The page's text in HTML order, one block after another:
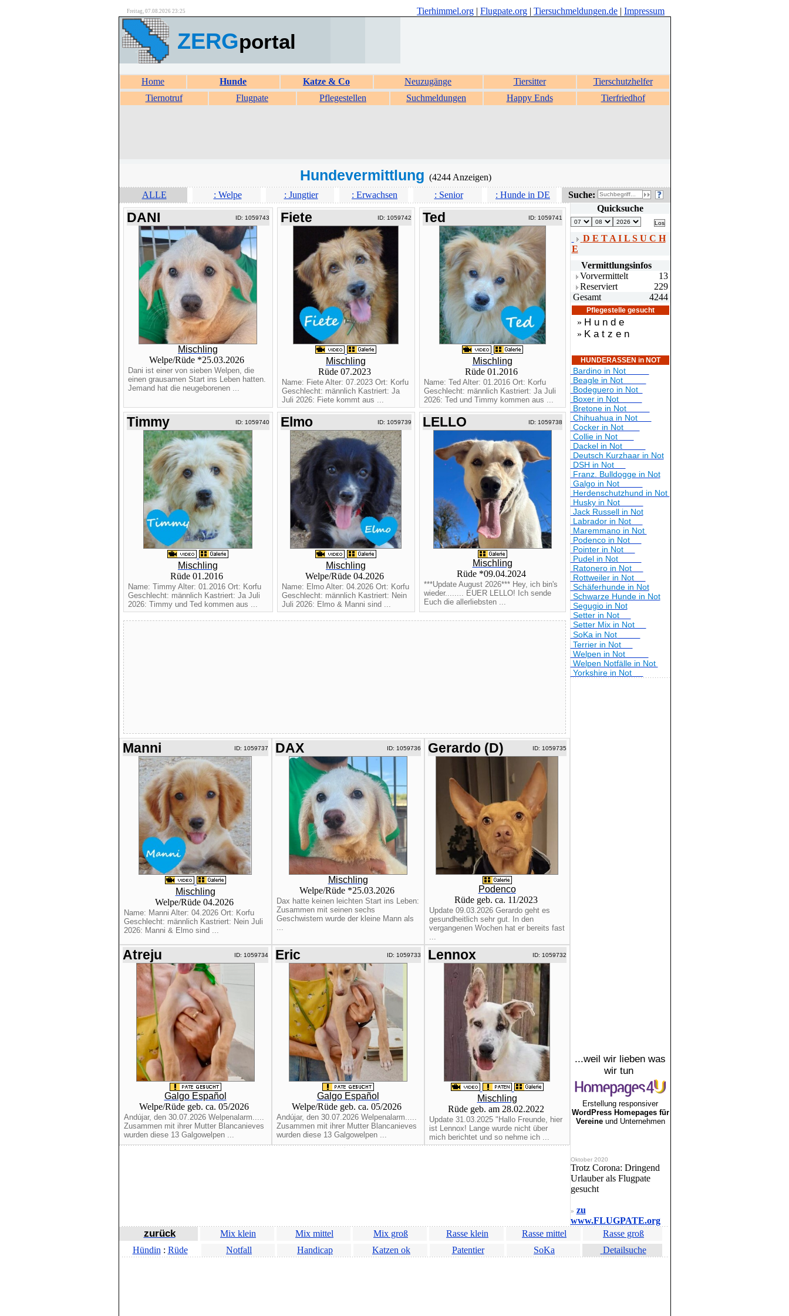
Freitag, 07.08.2026 23:25 Tierhimmel.org | Flugpate.org | Tiersuchmeldungen.de | Impressum
ZERGportal
Home Hunde Katze & Co Neuzugänge Tiersitter
Tierschutzhelfer
Tiernotruf
Flugpate Pflegestellen Suchmeldungen Happy Ends Tierfriedhof
Hundevermittlung (4244 Anzeigen)
ALLE
: Welpe : Jungtier : Erwachsen : Senior : Hunde in DE Suche:
DANI ID: 1059743
Mischling
Welpe/Rüde *25.03.2026
Dani ist einer von sieben Welpen, die
einen grausamen Start ins Leben hatten.
Jemand hat die neugeborenen ...
Fiete ID: 1059742
Mischling
Rüde 07.2023
Name: Fiete Alter: 07.2023 Ort: Korfu
Geschlecht: männlich Kastriert: Ja
Juli 2026: Fiete kommt aus ...
Ted ID: 1059741
Mischling
Rüde 01.2016
Name: Ted Alter: 01.2016 Ort: Korfu
Geschlecht: männlich Kastriert: Ja Juli
2026: Ted und Timmy kommen aus ...
Timmy ID: 1059740
Mischling
Rüde 01.2016
Name: Timmy Alter: 01.2016 Ort: Korfu
Geschlecht: männlich Kastriert: Ja Juli
2026: Timmy und Ted kommen aus ...
Elmo ID: 1059739
Mischling
Welpe/Rüde 04.2026
Name: Elmo Alter: 04.2026 Ort: Korfu
Geschlecht: männlich Kastriert: Nein
Juli 2026: Elmo & Manni sind ...
LELLO ID: 1059738
Mischling
Rüde *09.04.2024
***Update August 2026*** Hey, ich bin's
wieder........ EUER LELLO! Ich sende
Euch die allerliebsten ...
Manni ID: 1059737
Mischling
Welpe/Rüde 04.2026
Name: Manni Alter: 04.2026 Ort: Korfu
Geschlecht: männlich Kastriert: Nein Juli
2026: Manni & Elmo sind ...
DAX ID: 1059736
Mischling
Welpe/Rüde *25.03.2026
Dax hatte keinen leichten Start ins Leben:
Zusammen mit seinen sechs
Geschwistern wurde der kleine Mann als
...
Gerardo (D) ID: 1059735
Podenco
Rüde geb. ca. 11/2023
Update 09.03.2026 Gerardo geht es
gesundheitlich sehr gut. In den
vergangenen Wochen hat er bereits fast
...
Atreju ID: 1059734
Galgo Español
Welpe/Rüde geb. ca. 05/2026
Andújar, den 30.07.2026 Welpenalarm.....
Zusammen mit ihrer Mutter Blancanieves
wurden diese 13 Galgowelpen ...
Eric ID: 1059733
Galgo Español
Welpe/Rüde geb. ca. 05/2026
Andújar, den 30.07.2026 Welpenalarm.....
Zusammen mit ihrer Mutter Blancanieves
wurden diese 13 Galgowelpen ...
Lennox ID: 1059732
Mischling
Rüde geb. am 28.02.2022
Update 31.03.2025 "Hallo Freunde, hier
ist Lennox! Lange wurde nicht über
mich berichtet und so nehme ich ...
Quicksuche
D E T A I L S U C H
E
Vermittlungsinfos
Vorvermittelt
13
Reserviert
229
Gesamt
4244
Pflegestelle gesucht
» H u n d e
» K a t z e n
HUNDERASSEN in NOT
Bardino in Not
Beagle in Not
Bodeguero in Not
Boxer in Not
Bretone in Not
Chihuahua in Not
Cocker in Not
Collie in Not
Dackel in Not
Deutsch Kurzhaar in Not
DSH in Not
Franz. Bulldogge in Not
Galgo in Not
Herdenschutzhund in Not
Husky in Not
Jack Russell in Not
Labrador in Not
Maremmano in Not
Podenco in Not
Pointer in Not
Pudel in Not
Ratonero in Not
Rottweiler in Not
Schäferhunde in Not
Schwarze Hunde in Not
Segugio in Not
Setter in Not
Setter Mix in Not
SoKa in Not
Terrier in Not
Welpen in Not
Welpen Notfälle in Not
Yorkshire in Not
...weil wir lieben was
wir tun
Erstellung responsiver
WordPress Homepages für
Vereineund Unternehmen
Oktober 2020
Trotz Corona: Dringend
Urlauber als Flugpate
gesucht
» zu
www.FLUGPATE.org
zurück Mix klein Mix mittel Mix groß Rasse klein Rasse mittel
Rasse groß
Hündin : Rüde Notfall Handicap Katzen ok Patentier SoKa Detailsuche